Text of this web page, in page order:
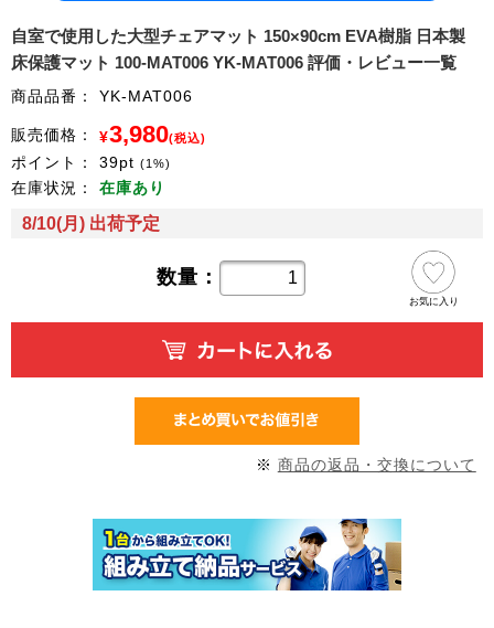
自室で使用した大型チェアマット 150×90cm EVA樹脂 日本製
床保護マット 100-MAT006 YK-MAT006 評価・レビュー一覧
商品品番： YK-MAT006
販売価格： ¥3,980(税込)
ポイント： 39pt (1%)
在庫状況： 在庫あり
8/10(月) 出荷予定
数量：
お気に入り
※ 商品の返品・交換について